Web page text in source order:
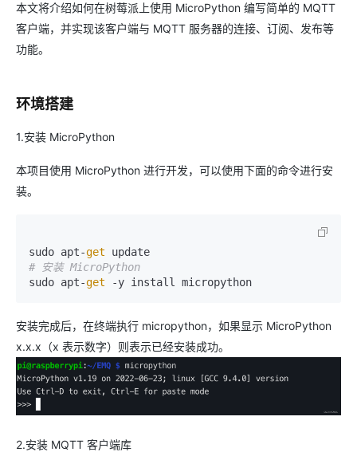
本文将介绍如何在树莓派上使用 MicroPython 编写简单的 MQTT
客户端，并实现该客户端与 MQTT 服务器的连接、订阅、发布等
功能。
环境搭建
1.安装 MicroPython
本项目使用 MicroPython 进行开发，可以使用下面的命令进行安
装。
sudo apt-get
# 安装 MicroPython
sudo apt-get -y install micropython
安装完成后，在终端执行 micropython，如果显示 MicroPython
x.x.x（x 表示数字）则表示已经安装成功。
2.安装 MQTT 客户端库